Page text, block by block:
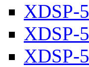
XDSP-
XDSP-
XDSP-